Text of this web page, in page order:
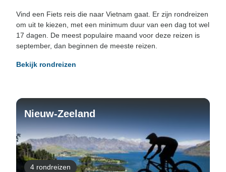
Vind een Fiets reis die naar Vietnam gaat. Er zijn rondreizen
om uit te kiezen, met een minimum duur van een dag tot wel
17 dagen. De meest populaire maand voor deze reizen is
september, dan beginnen de meeste reizen.
Bekijk rondreizen
Nieuw-Zeeland
4 rondreizen